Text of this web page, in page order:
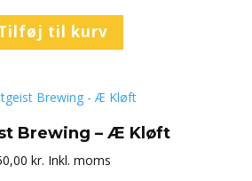
til kurv
Brewing – Æ Kløft
kr. Inkl. moms